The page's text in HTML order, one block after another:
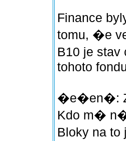
Finance
tomu, �e
B10 je
tohoto
�e�en�:
Kdo m�
Bloky na